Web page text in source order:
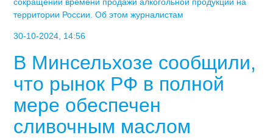
территории России. Об этом журналистам
30-10-2024, 14:56
В Минсельхозе сообщили,
что рынок РФ в полной
мере обеспечен
сливочным маслом